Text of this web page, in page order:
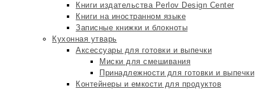
Книги издательства Perlov Design Center
Книги на иностранном языке
Записные книжки и блокноты
Кухонная утварь
Аксессуары для готовки и выпечки
Миски для смешивания
Принадлежности для готовки и выпечки
Контейнеры и емкости для продуктов